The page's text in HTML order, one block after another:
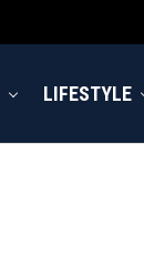
LIFESTYLE